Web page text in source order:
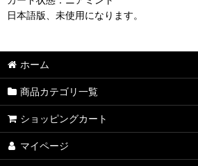
日本語版、未使用になります。
ホーム
商品カテゴリ一覧
ショッピングカート
マイページ